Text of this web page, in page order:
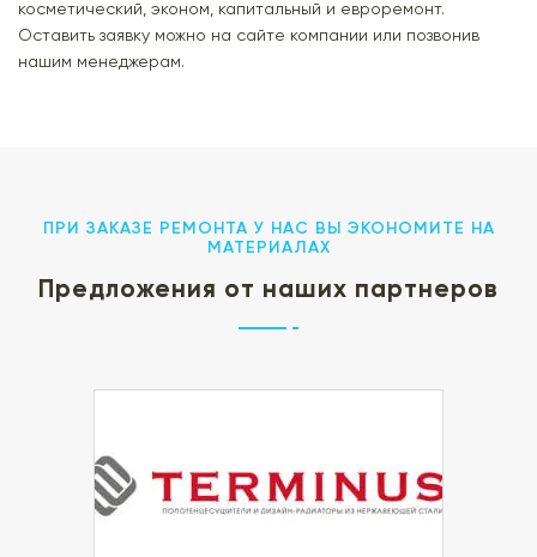
косметический, эконом, капитальный и евроремонт.
Оставить заявку можно на сайте компании или позвонив
нашим менеджерам.
ПРИ ЗАКАЗЕ РЕМОНТА У НАС ВЫ ЭКОНОМИТЕ НА
МАТЕРИАЛАХ
Предложения от наших партнеров